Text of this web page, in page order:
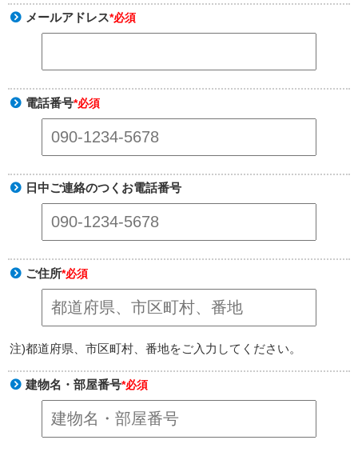
メールアドレス*必須
電話番号*必須
日中ご連絡のつくお電話番号
ご住所*必須
注)都道府県、市区町村、番地をご入力してください。
建物名・部屋番号*必須